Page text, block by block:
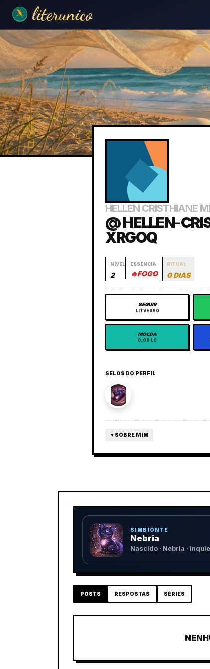
literunico
HELLEN CRISTHIANE
@ HELLEN-
XRGOQ
NÍVEL
2
ESSÊNCIA
🔥FOGO
RITUAL
0 DIAS
SEGUIR
LITVERSO
MOEDA
0,00 LC
SELOS DO PERFIL
▼ SOBRE MIM
SIMBIONTE
Nebria
Nascido · Nebria ·
POSTS RESPOSTAS SÉRIES